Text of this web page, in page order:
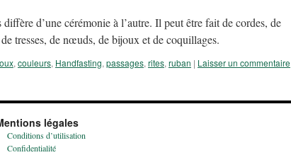
d’une cérémonie à l’autre. Il peut être fait de cordes, de
tresses, de nœuds, de bijoux et de coquillages.
, couleurs, Handfasting, passages, rites, ruban | Laisser un commentaire
légales
Conditions d’utilisation
Confidentialité